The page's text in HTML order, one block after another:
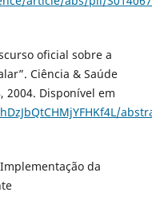
oficial sobre a
Ciência & Saúde
2004. Disponível em
da